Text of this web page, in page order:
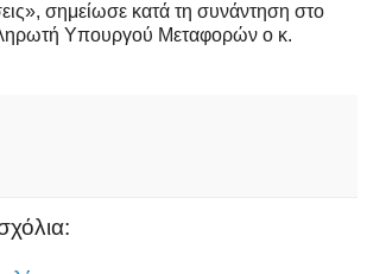
σημείωσε κατά τη συνάντηση στο
Υπουργού Μεταφορών ο κ.